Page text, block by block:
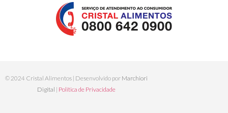
© 2024 Cristal Alimentos | Desenvolvido por Marchiori
Digital | Política de Privacidade